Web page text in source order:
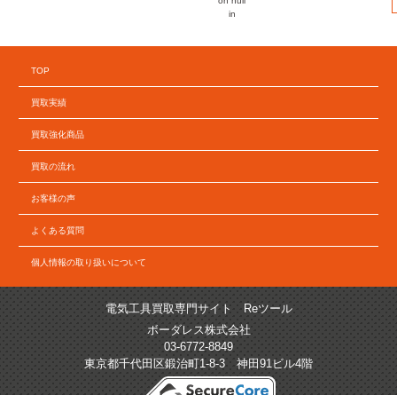
in
TOP
買取実績
買取強化商品
買取の流れ
お客様の声
よくある質問
個人情報の取り扱いについて
電気工具買取専門サイト Reツール
ボーダレス株式会社
03-6772-8849
東京都千代田区鍛治町1-8-3 神田91ビル4階